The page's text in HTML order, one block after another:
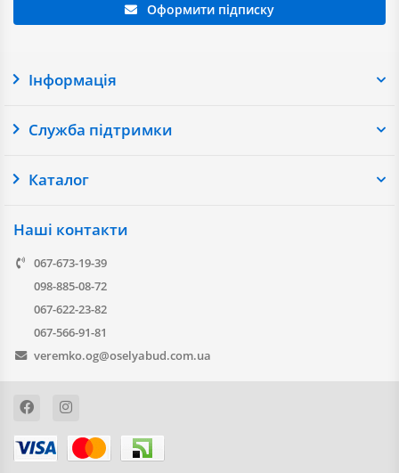
Оформити підписку
Інформація
Служба підтримки
Каталог
Наші контакти
067-673-19-39
098-885-08-72
067-622-23-82
067-566-91-81
veremko.og@oselyabud.com.ua